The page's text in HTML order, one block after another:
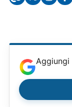
Aggiungi